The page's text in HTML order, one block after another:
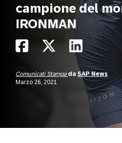
campione del
IRONMAN
Comunicati Stampa da SAP News
Marzo 26, 2021